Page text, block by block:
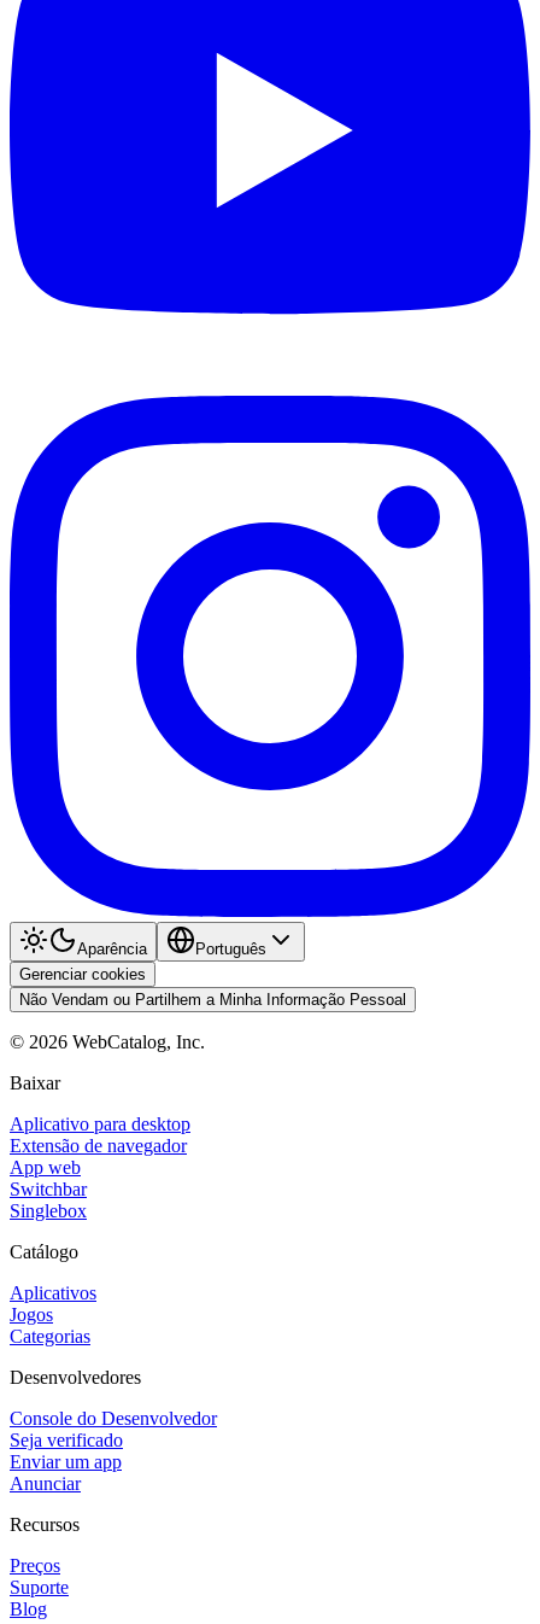
Aparência
Português
Gerenciar cookies
Não Vendam ou Partilhem a Minha Informação Pessoal
© 2026 WebCatalog, Inc.
Baixar
Aplicativo para desktop
Extensão de navegador
App web
Switchbar
Singlebox
Catálogo
Aplicativos
Jogos
Categorias
Desenvolvedores
Console do Desenvolvedor
Seja verificado
Enviar um app
Anunciar
Recursos
Preços
Suporte
Blog